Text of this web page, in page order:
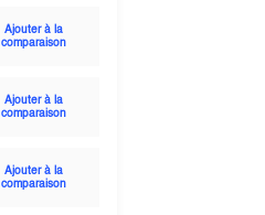
Ajouter à la
comparaison
Ajouter à la
comparaison
Ajouter à la
comparaison